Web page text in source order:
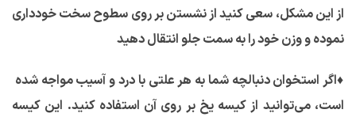
از این مشکل، سعی کنید از نشستن بر روی سطوح سخت خودداری
نموده و وزن خود را به سمت جلو انتقال دهید
♦
است، می‌توانید از کیسه یخ بر روی آن استفاده کنید. این کیسه